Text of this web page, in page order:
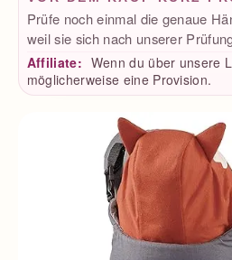
Prüfe noch einmal die genaue
weil sie sich nach unserer
Affiliate: Wenn du über unsere
möglicherweise eine Provision.